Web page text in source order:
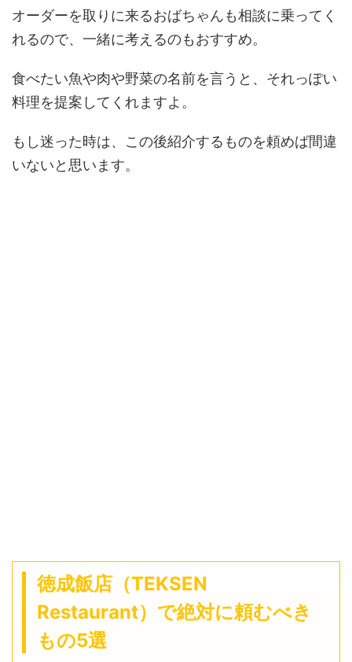
オーダーを取りに来るおばちゃんも相談に乗ってく
れるので、一緒に考えるのもおすすめ。
食べたい魚や肉や野菜の名前を言うと、それっぽい
料理を提案してくれますよ。
もし迷った時は、この後紹介するものを頼めば間違
いないと思います。
徳成飯店（TEKSEN
Restaurant）で絶対に頼むべき
もの5選